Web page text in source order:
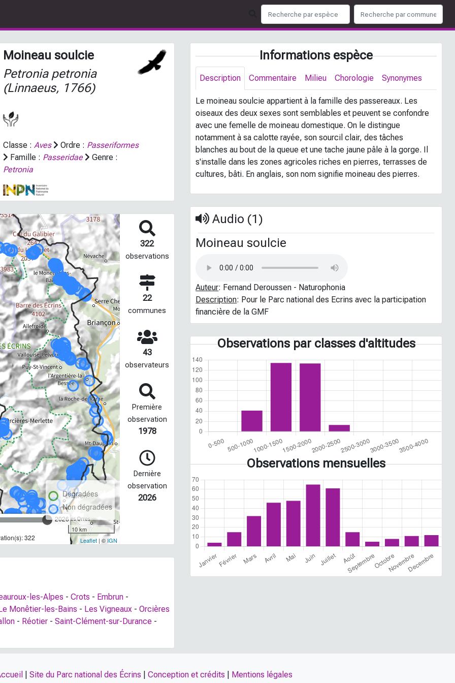
Moineau soulcie
Petronia petronia
(Linnaeus, 1766)
Classe : Aves Ordre : Passeriformes
Famille : Passeridae
Genre :
Petronia
2026
322
Dégradées
Non dégradées
10 km
Leaflet| © IGN
322
observations
22
communes
43
observateurs
Première
observation
1978
Dernière
observation
2026
les-Alpes - Crots - Embrun -
Monêtier-les-Bains - Les Vigneaux - Orcières
- Réotier - Saint-Clément-sur-Durance -
Informations espèce
Description Commentaire Milieu Chorologie Synonymes
Le moineau soulcie appartient à la famille des passereaux. Les
oiseaux des deux sexes sont semblables et peuvent se confondre
avec une femelle de moineau domestique. On le distingue
notamment à sa calotte rayée, son sourcil clair, des tâches
blanches au bout de la queue et une tache jaune pâle à la gorge. Il
s'installe dans les zones agricoles riches en pierres, terrasses de
cultures, bâti. En anglais, son nom signifie moineau des pierres.
Audio (1)
Moineau soulcie
Auteur: Fernand Deroussen - Naturophonia
Description: Pour le Parc national des Ecrins avec la participation
financière de la GMF
Observations par classes d'altitudes
Observations mensuelles
Site du Parc national des Écrins Conception et crédits Mentions légales